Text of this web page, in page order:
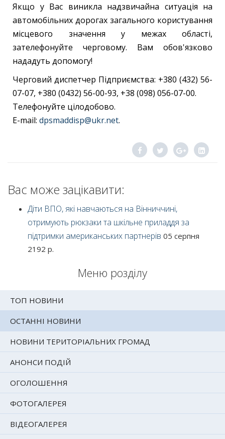
Меню розділу
ТОП НОВИНИ
ОСТАННІ НОВИНИ
НОВИНИ ТЕРИТОРІАЛЬНИХ ГРОМАД
АНОНСИ ПОДІЙ
ОГОЛОШЕННЯ
ФОТОГАЛЕРЕЯ
ВІДЕОГАЛЕРЕЯ
Якщо у Вас виникла надзвичайна ситуація на
автомобільних дорогах загального користування
місцевого значення у межах області,
зателефонуйте черговому. Вам обов'язково
нададуть допомогу!
Черговий диспетчер Підприємства: +380 (432) 56-
07-07, +380 (0432) 56-00-93, +38 (098) 056-07-00.
Телефонуйте цілодобово.
E-mail: dpsmaddisp@ukr.net.
Вас може зацікавити:
Діти ВПО, які навчаються на Вінниччині,
отримують рюкзаки та шкільне приладдя за
підтримки американських партнерів 05 серпня
2192 р.